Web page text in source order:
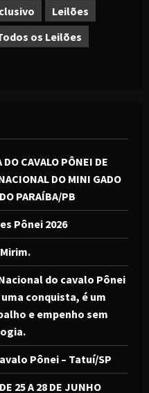
Leilões
os Leilões
CAVALO PÔNEI DE
DO MINI GADO
PARAÍBA/PB
Pônei 2026
do cavalo Pônei
conquista, é um
e empenho sem
Pônei – Tatuí/SP
25 A 28 DE JUNHO